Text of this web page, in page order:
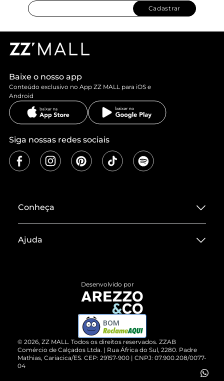
Cadastrar
Baixe o nosso app
Conteúdo exclusivo no App ZZ MALL para iOS e
Android
Siga nossas redes sociais
Conheça
Termos de Uso
ZZ MALL é confiável
Cartão Presente
Vendas Corporativas
Ajuda
Devolução do Produto
Compre pelo WhatsApp
© 2026, ZZ MALL. Todos os direitos reservados. ZZAB
Comércio de Calçados Ltda. | Rua África do Sul, 2280. Padre
Mathias, Cariacica/ES. CEP: 29157-900 | CNPJ: 07.900.208/0077-
04
Desenvolvido por
BOM